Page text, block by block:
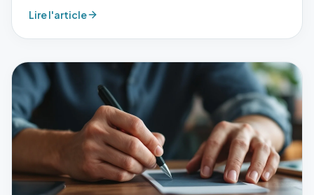
Lire l'article